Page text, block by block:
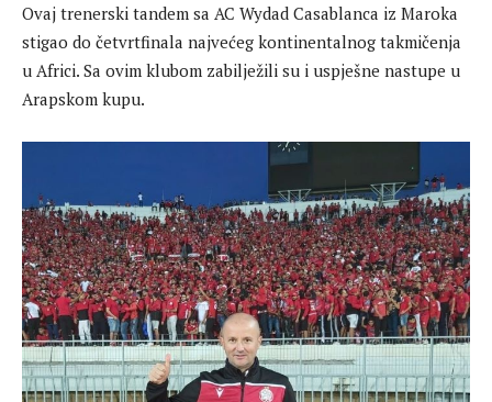
Ovaj trenerski tandem sa AC Wydad Casablanca iz Maroka
stigao do četvrtfinala najvećeg kontinentalnog takmičenja
u Africi. Sa ovim klubom zabilježili su i uspješne nastupe u
Arapskom kupu.